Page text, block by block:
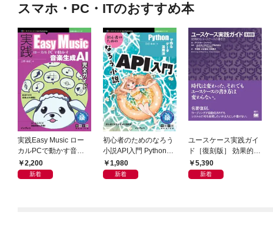
スマホ・PC・ITのおすすめ本
実践Easy Music ロー
カルPCで動かす音楽
生成AI完全ガイド
2,200
新着
初心者のためのなろう
小説API入門 Pythonで
作るデータ活用法
1,980
新着
ユースケース実践ガイ
ド［復刻版］ 効果的な
ユースケースの書き方
5,390
新着